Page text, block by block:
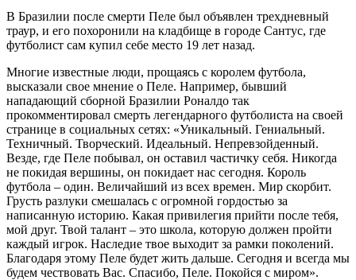
В Бразилии после смерти Пеле был объявлен трехдневный
траур, и его похоронили на кладбище в городе Сантус, где
футболист сам купил себе место 19 лет назад.
Многие известные люди, прощаясь с королем футбола,
высказали свое мнение о Пеле. Например, бывший
нападающий сборной Бразилии Роналдо так
прокомментировал смерть легендарного футболиста на своей
странице в социальных сетях: «Уникальный. Гениальный.
Техничный. Творческий. Идеальный. Непревзойденный.
Везде, где Пеле побывал, он оставил частичку себя. Никогда
не покидая вершины, он покидает нас сегодня. Король
футбола – один. Величайший из всех времен. Мир скорбит.
Грусть разлуки смешалась с огромной гордостью за
написанную историю. Какая привилегия прийти после тебя,
мой друг. Твой талант – это школа, которую должен пройти
каждый игрок. Наследие твое выходит за рамки поколений.
Благодаря этому Пеле будет жить дальше. Сегодня и всегда мы
будем чествовать Вас. Спасибо, Пеле. Покойся с миром».